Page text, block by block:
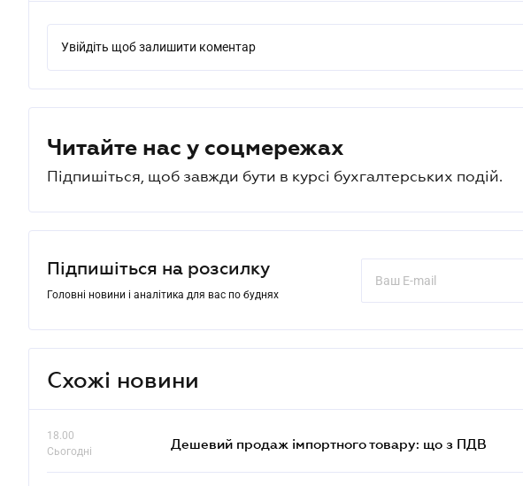
Увійдіть щоб залишити коментар
Читайте нас у соцмережах
Підпишіться, щоб завжди бути в курсі бухгалтерських подій.
Підпишіться на розсилку
Головні новини і аналітика для вас по буднях
Схожі новини
18.00
Сьогодні
Дешевий продаж імпортного товару: що з ПДВ